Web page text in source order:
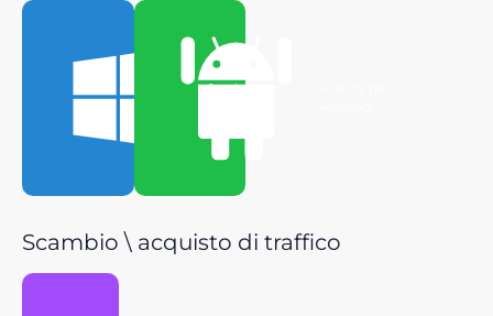
Scarica per
Scambio \ acquisto di traffico